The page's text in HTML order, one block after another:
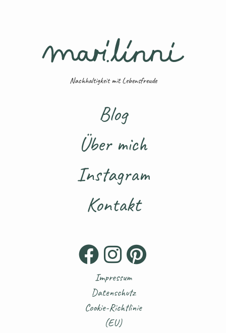
Nachhaltigkeit mit Lebensfreude
Blog
Über mich
Instagram
Kontakt
Impressum
Datenschutz
Cookie-Richtlinie
(EU)